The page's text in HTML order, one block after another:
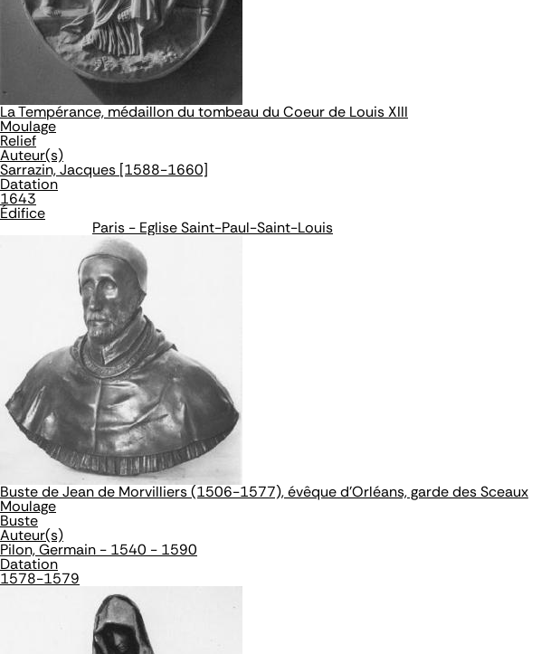
La Tempérance, médaillon du tombeau du Coeur de Louis XIII
Moulage
Relief
Auteur(s)
Sarrazin, Jacques [1588-1660]
Datation
1643
Édifice
Paris - Eglise Saint-Paul-Saint-Louis
Buste de Jean de Morvilliers (1506-1577), évêque d'Orléans, garde des Sceaux
Moulage
Buste
Auteur(s)
Pilon, Germain - 1540 - 1590
Datation
1578-1579